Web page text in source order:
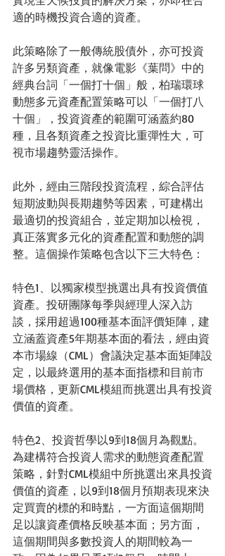
適的時機投資合適的資產。
此策略除了一般傳統股債外，亦可投資
許多另類資產，就像電影《葉問》中的
經典台詞「一個打十個」般，柏瑞環球
動態多元資產配置策略可以「一個打八
十個」，投資資產的範圍可涵蓋約80
種，且各類資產之投資比重彈性大，可
視市場趨勢靈活操作。
此外，經由三階段投資流程，綜合評估
短期波動與長期趨勢等因素，可建構出
最適切的投資組合，並定期加以檢視，
真正落實多元化的資產配置和動態的調
整。這個操作策略包含以下三大特色：
特色1、以獨家模型挑選出具有投資價值
資產。投研團隊每季與經理人深入訪
談，採用超過100種基本面評價矩陣，建
立涵蓋資產5年期基本面的看法，經由資
本市場線（CML）會議決定基本面矩陣設
定，以最終選用的基本面指標和目前市
場價格，更新CML模組而挑選出具有投資
價值的資產。
特色2、投資哲學以9到18個月為觀點。
為建構符合投資人需求的動態資產配置
策略，針對CML模組中所挑選出來具投資
價值的資產，以9到18個月預期表現來決
定買賣的標的和時點，一方面這個期間
足以讓資產價格反映基本面；另方面，
這個期間與多數投資人的期間較為一